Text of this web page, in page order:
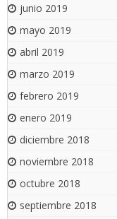
junio 2019
mayo 2019
abril 2019
marzo 2019
febrero 2019
enero 2019
diciembre 2018
noviembre 2018
octubre 2018
septiembre 2018